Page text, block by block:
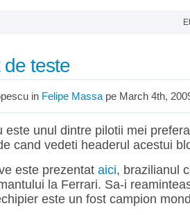
teste
in Felipe Massa pe March 4th,
este unul dintre pilotii mei
cand vedeti headerul acestui
este prezentat aici, brazilianul
la Ferrari. Sa-i
este un fost campion